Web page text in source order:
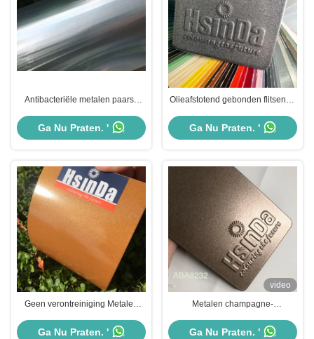
Antibacteriële metalen paarse
voor metalen oppervlakken
Ga Nu Praten. '
Olieafstotend gebonden flitsende
poedercoats verf
Ga Nu Praten. '
Geen verontreiniging Metalen
Ga Nu Praten. '
video
Metalen champagne-
motorrijwielen
Ga Nu Praten. '